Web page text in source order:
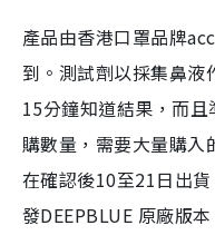
產品由香港口罩品牌
到。測試劑以採集鼻
15分鐘知道結果，而
購數量，需要大量購入
在確認後10至21日出
發DEEPBLUE 原廠版本